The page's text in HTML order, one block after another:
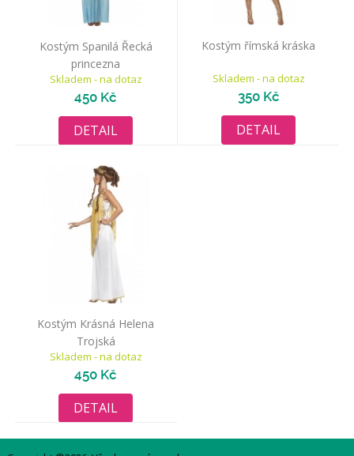
Kostým Spanilá Řecká
princezna
Skladem - na dotaz
450 Kč
DETAIL
Kostým římská kráska
Skladem - na dotaz
350 Kč
DETAIL
Kostým Krásná Helena
Trojská
Skladem - na dotaz
450 Kč
DETAIL